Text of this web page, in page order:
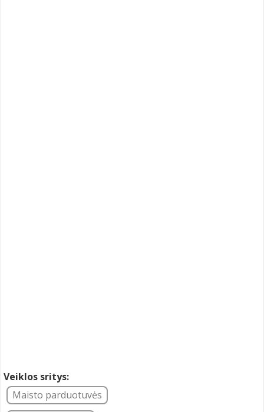
Veiklos sritys:
Maisto parduotuvės